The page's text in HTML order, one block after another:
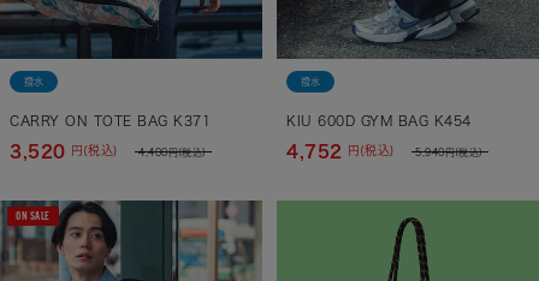
撥水
CARRY ON TOTE BAG K371
3,520 円(税込) 4,400円(税込)
撥水
KIU 600D GYM BAG K454
4,752 円(税込) 5,940円(税込)
ON SALE